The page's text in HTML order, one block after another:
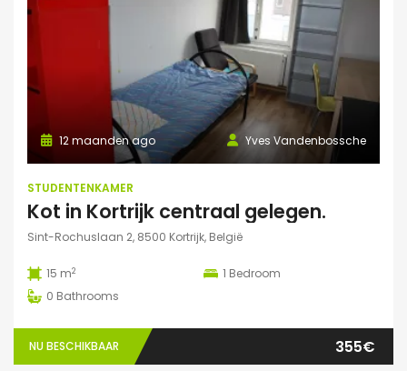
Yves Vandenbossche
12 maanden ago
STUDENTENKAMER
Kot in Kortrijk centraal gelegen.
Sint-Rochuslaan 2, 8500 Kortrijk, België
15 m2 1 Bedroom
0 Bathrooms
NU BESCHIKBAAR 355€